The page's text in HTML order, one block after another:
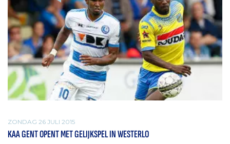
ZONDAG 26 JULI 2015
KAA GENT OPENT MET GELIJKSPEL IN WESTERLO